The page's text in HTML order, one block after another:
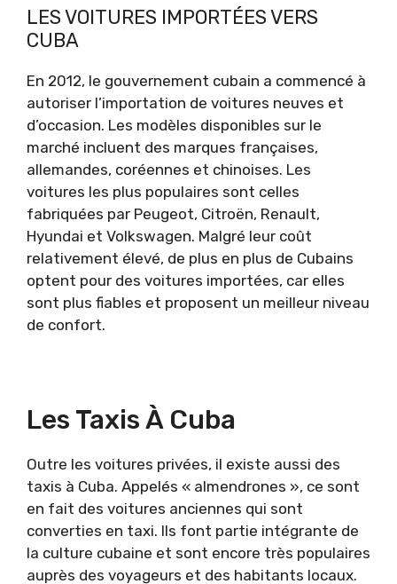
LES VOITURES IMPORTÉES VERS
CUBA
En 2012, le gouvernement cubain a commencé à
autoriser l’importation de voitures neuves et
d’occasion. Les modèles disponibles sur le
marché incluent des marques françaises,
allemandes, coréennes et chinoises. Les
voitures les plus populaires sont celles
fabriquées par Peugeot, Citroën, Renault,
Hyundai et Volkswagen. Malgré leur coût
relativement élevé, de plus en plus de Cubains
optent pour des voitures importées, car elles
sont plus fiables et proposent un meilleur niveau
de confort.
Les Taxis À Cuba
Outre les voitures privées, il existe aussi des
taxis à Cuba. Appelés « almendrones », ce sont
en fait des voitures anciennes qui sont
converties en taxi. Ils font partie intégrante de
la culture cubaine et sont encore très populaires
auprès des voyageurs et des habitants locaux.